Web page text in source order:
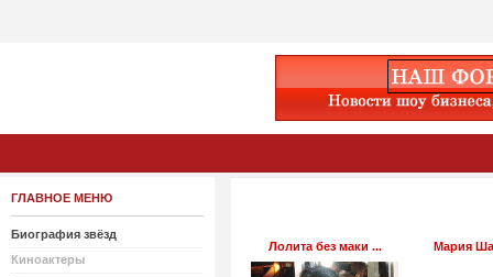
ГЛАВНОЕ МЕНЮ
Биография звёзд
Киноактеры
Лолита без маки ... Мария